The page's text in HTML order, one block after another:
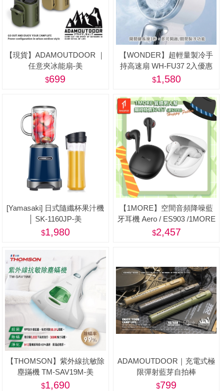
【現貨】ADAMOUTDOOR ｜
任意夾冰能扇-美
699
【WONDER】超輕量製冷手
持高速扇 WH-FU37 2入優惠
組-美
1,580
[Yamasaki] 日式隨纖杯果汁機
│ SK-1160JP-美
1,980
【1MORE】空間音頻降噪藍
牙耳機 Aero / ES903 /1MORE
Happy Father 特價$2457(原價
2,457
【THOMSON】紫外線抗敏除
塵蹣機 TM-SAV19M-美
1,690
ADAMOUTDOOR｜充電式極
限彈射藍芽自拍棒
799